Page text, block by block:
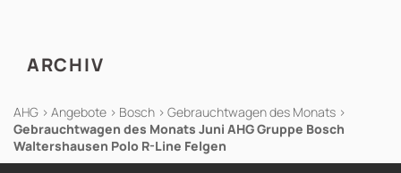
ARCHIV
AHG > Angebote > Bosch > Gebrauchtwagen des Monats >
Gebrauchtwagen des Monats Juni AHG Gruppe Bosch
Waltershausen Polo R-Line Felgen